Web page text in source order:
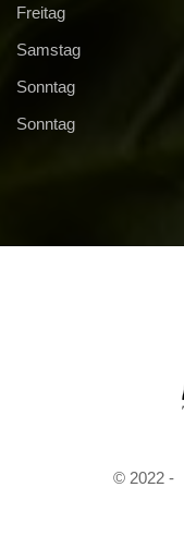
Freitag
Samstag
Sonntag
Sonntag
© 2022 -